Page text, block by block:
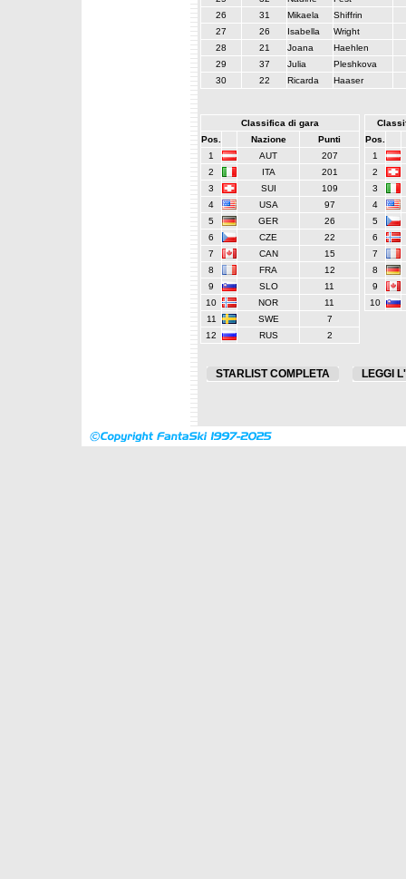
26
31 Mikaela
Shiffrin
27
26 Isabella
Wright
28
21 Joana
Haehlen
29
37 Julia
Pleshkova
30
22 Ricarda Haaser
Classifica di gara
Pos.
Nazione
Punti
1
AUT
207
2
ITA
201
3
SUI
109
4
USA
97
5
GER
26
6
CZE
22
7
CAN
15
8
FRA
12
9
SLO
11
10
NOR
11
11
SWE
7
12
RUS 2
Pos.
1
2
3
4
5
6
7
8
9
10
STARLIST COMPLETA LEGGI